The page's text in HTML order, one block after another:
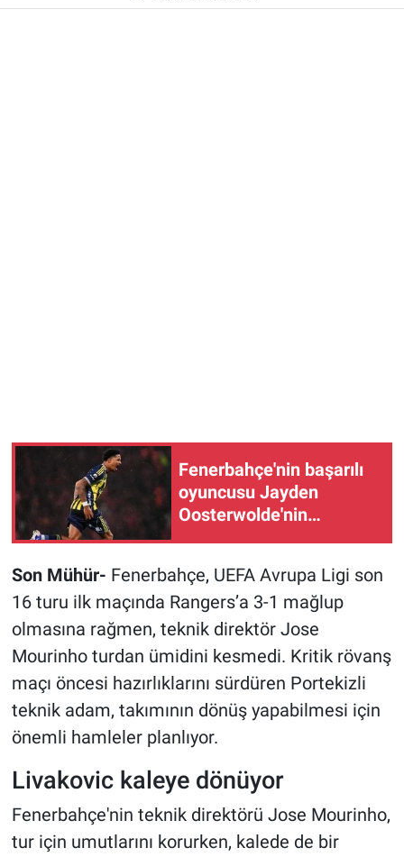
Fenerbahçe'nin başarılı
oyuncusu Jayden
Oosterwolde'nin
Son Mühür- Fenerbahçe, UEFA Avrupa Ligi son
16 turu ilk maçında Rangers’a 3-1 mağlup
olmasına rağmen, teknik direktör Jose
Mourinho turdan ümidini kesmedi. Kritik rövanş
maçı öncesi hazırlıklarını sürdüren Portekizli
teknik adam, takımının dönüş yapabilmesi için
önemli hamleler planlıyor.
Livakovic kaleye dönüyor
Fenerbahçe'nin teknik direktörü Jose Mourinho,
tur için umutlarını korurken, kalede de bir